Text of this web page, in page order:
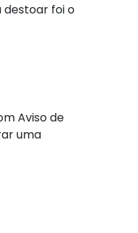
destoar foi o
Aviso de
uma